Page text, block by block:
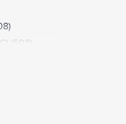
(508)